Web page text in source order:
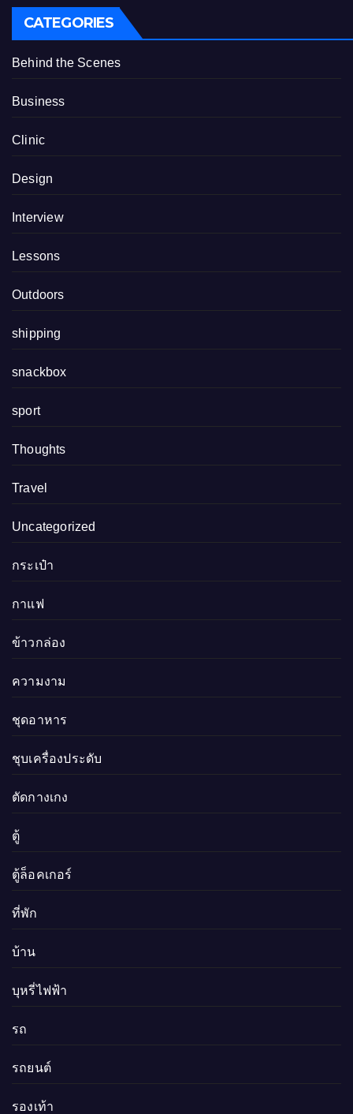
CATEGORIES
Behind the Scenes
Business
Clinic
Design
Interview
Lessons
Outdoors
shipping
snackbox
sport
Thoughts
Travel
Uncategorized
กระเป๋า
กาแฟ
ข้าวกล่อง
ความงาม
ชุดอาหาร
ชุบเครื่องประดับ
ตัดกางเกง
ตู้
ตู้ล็อคเกอร์
ที่พัก
บ้าน
บุหรี่ไฟฟ้า
รถ
รถยนต์
รองเท้า